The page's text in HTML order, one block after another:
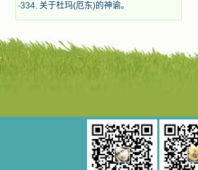
·334. 关于杜玛(厄东)的神谕。